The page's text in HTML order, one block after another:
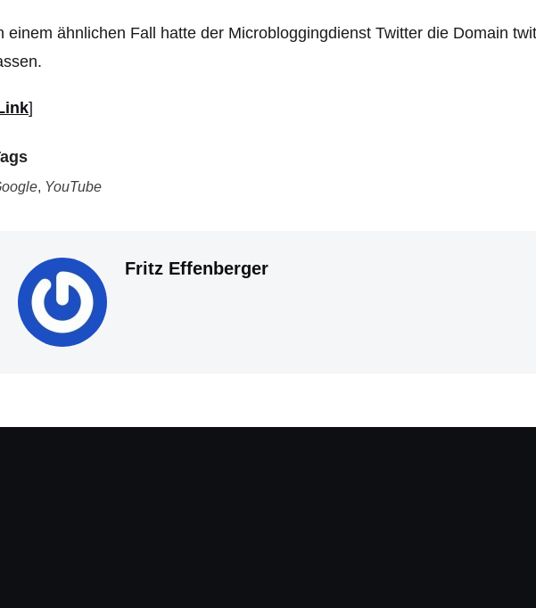
einem ähnlichen Fall hatte der Microbloggingdienst Twitter die Domain
]
, YouTube
Fritz Effenberger